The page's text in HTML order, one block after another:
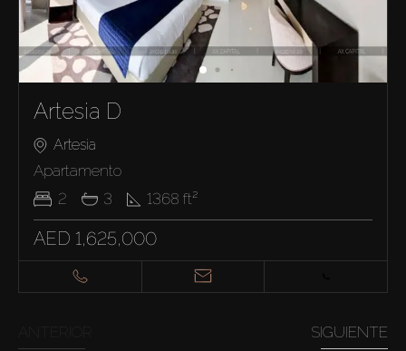
Artesia D
Artesia
Apartamento
2
3 1368 ft²
AED 1,625,000
SIGUIENTE